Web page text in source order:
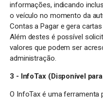
informações, indicando
o veículo no momento da
Contas a Pagar e gera
Além destes é possível
valores que podem ser
administração.
3 - InfoTax (Disponível
O InfoTax é uma ferramenta